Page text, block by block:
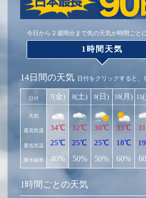
今日から２週間分まで先の天気が時間ごと
1時間天気
14日間の天気 日付をクリックすると、
日付
天気
最高気温
最低気温
降水確率
7(金)
34℃
25℃
40%
8(土)
32℃
25℃
50%
9(日)
30℃
25℃
50%
10(月)
33℃
18℃
60%
11
1時間ごとの天気